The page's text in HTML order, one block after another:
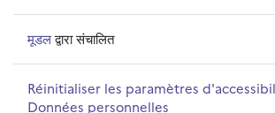
मूडलद्वारा संचालित
Réinitialiser les paramètres
Données personnelles